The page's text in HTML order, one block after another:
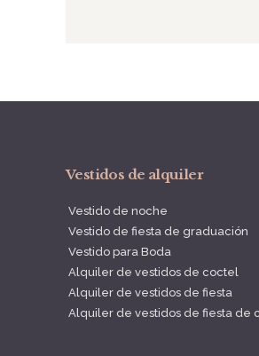
Vestidos de alquiler
Vestido de noche
Vestido de fiesta de graduación
Vestido para Boda
Alquiler de vestidos de coctel
Alquiler de vestidos de fiesta
Alquiler de vestidos de fiesta de